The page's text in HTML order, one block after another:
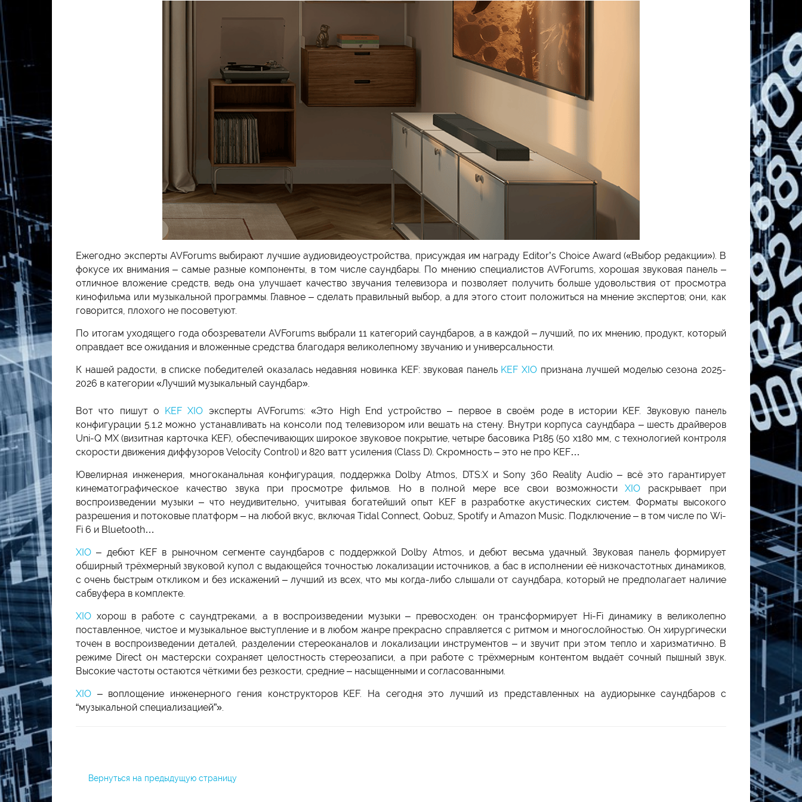
Ежегодно эксперты AVForums выбирают лучшие аудиовидеоустройства, присуждая им награду Editor’s Choice Award («Выбор редакции»). В
фокусе их внимания – самые разные компоненты, в том числе саундбары. По мнению специалистов AVForums, хорошая звуковая панель –
отличное вложение средств, ведь она улучшает качество звучания телевизора и позволяет получить больше удовольствия от просмотра
кинофильма или музыкальной программы. Главное – сделать правильный выбор, а для этого стоит положиться на мнение экспертов; они, как
говорится, плохого не посоветуют.
По итогам уходящего года обозреватели AVForums выбрали 11 категорий саундбаров, а в каждой – лучший, по их мнению, продукт, который
оправдает все ожидания и вложенные средства благодаря великолепному звучанию и универсальности.
К нашей радости, в списке победителей оказалась недавняя новинка KEF: звуковая панель KEF XIOпризнана лучшей моделью сезона 2025-
2026 в категории «Лучший музыкальный саундбар».
Вот что пишут о KEF XIO эксперты AVForums: «Это High End устройство – первое в своём роде в истории KEF. Звуковую панель
конфигурации 5.1.2 можно устанавливать на консоли под телевизором или вешать на стену. Внутри корпуса саундбара – шесть драйверов
Uni-Q MX (визитная карточка KEF), обеспечивающих широкое звуковое покрытие, четыре басовика P185 (50 x180 мм, с технологией контроля
скорости движения диффузоров Velocity Control) и 820 ватт усиления (Class D). Скромность – это не про KEF…
Ювелирная инженерия, многоканальная конфигурация, поддержка Dolby Atmos, DTS:X и Sony 360 Reality Audio – всё это гарантирует
кинематографическое качество звука при просмотре фильмов. Но в полной мере все свои возможностиXIO раскрывает при
воспроизведении музыки – что неудивительно, учитывая богатейший опыт KEF в разработке акустических систем. Форматы высокого
разрешения и потоковые платформ – на любой вкус, включая Tidal Connect, Qobuz, Spotify и Amazon Music. Подключение – в том числе по Wi-
Fi 6 и Bluetooth…
XIO – дебют KEF в рыночном сегменте саундбаров с поддержкой Dolby Atmos, и дебют весьма удачный. Звуковая панель формирует
обширный трёхмерный звуковой купол с выдающейся точностью локализации источников, а бас в исполнении её низкочастотных динамиков,
с очень быстрым откликом и без искажений – лучший из всех, что мы когда-либо слышали от саундбара, который не предполагает наличие
сабвуфера в комплекте.
XIO хорош в работе с саундтреками, а в воспроизведении музыки – превосходен: он трансформирует Hi-Fi динамику в великолепно
поставленное, чистое и музыкальное выступление и в любом жанре прекрасно справляется с ритмом и многослойностью. Он хирургически
точен в воспроизведении деталей, разделении стереоканалов и локализации инструментов – и звучит при этом тепло и харизматично. В
режиме Direct он мастерски сохраняет целостность стереозаписи, а при работе с трёхмерным контентом выдаёт сочный пышный звук.
Высокие частоты остаются чёткими без резкости, средние – насыщенными и согласованными.
XIO – воплощение инженерного гения конструкторов KEF. На сегодня это лучший из представленных на аудиорынке саундбаров с
“музыкальной специализацией”».
Вернуться на предыдущую страницу